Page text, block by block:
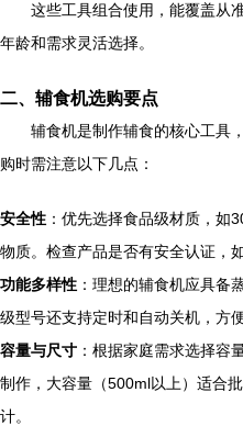
这些工具组合使用，能覆盖从
年龄和需求灵活选择。
二、辅食机选购要点
辅食机是制作辅食的核心工具
购时需注意以下几点：
安全性 ：优先选择食品级材质，如
物质。检查产品是否有安全认证，
功能多样性 ：理想的辅食机应具备
级型号还支持定时和自动关机，方
容量与尺寸 ：根据家庭需求选择容
制作，大容量（500ml以上）适合
计。